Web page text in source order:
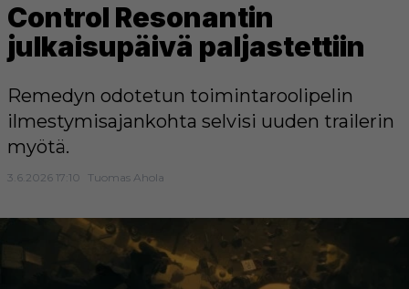
Control Resonantin
julkaisupäivä paljastettiin
Remedyn odotetun toimintaroolipelin
ilmestymisajankohta selvisi uuden trailerin
myötä.
3.6.2026 17:10 Tuomas Ahola